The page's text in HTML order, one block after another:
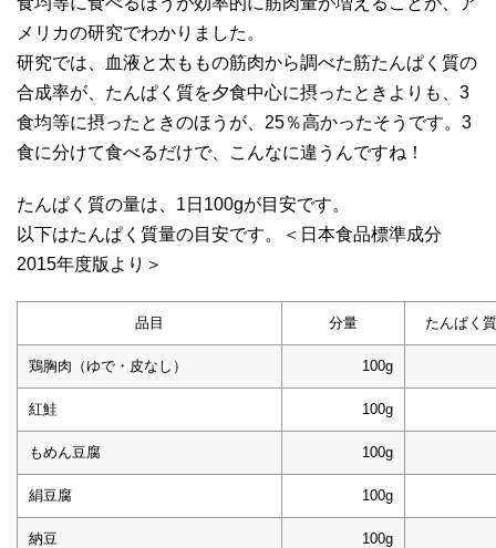
メリカの研究でわかりました。
研究では、血液と太ももの筋肉から調べた筋たんぱく質の
合成率が、たんぱく質を夕食中心に摂ったときよりも、3
食均等に摂ったときのほうが、25％高かったそうです。3
食に分けて食べるだけで、こんなに違うんですね！
たんぱく質の量は、1日100gが目安です。
以下はたんぱく質量の目安です。＜日本食品標準成分
2015年度版より＞
品目 分量 たんぱく
鶏胸肉（ゆで・皮なし） 100g
紅鮭 100g
もめん豆腐 100g
絹豆腐 100g
納豆 100g